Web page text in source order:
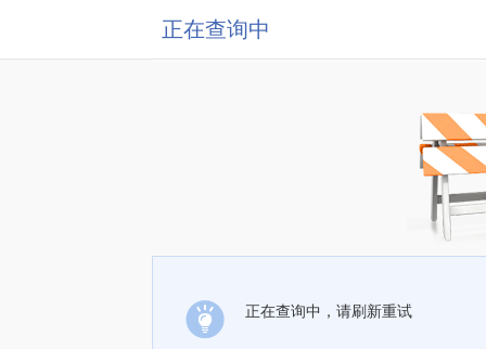
正在查询中
正在查询中，请刷新重试